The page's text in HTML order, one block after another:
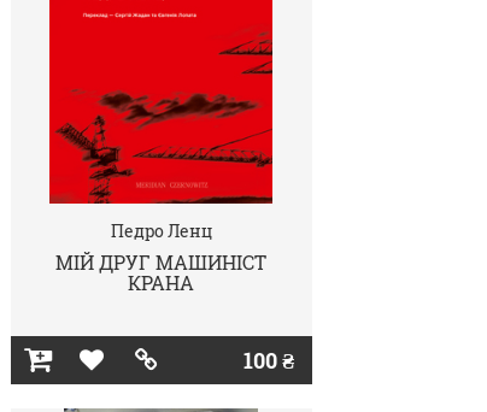
Педро Ленц
МІЙ ДРУГ МАШИНІСТ
КРАНА
100 ₴